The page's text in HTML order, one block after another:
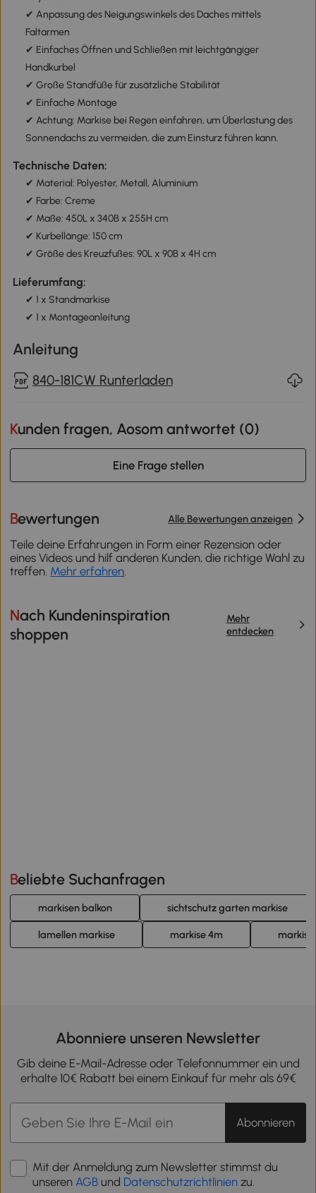
✔ Anpassung des Neigungswinkels des Daches mittels
Faltarmen
✔ Einfaches Öffnen und Schließen mit leichtgängiger
Handkurbel
✔ Große Standfüße für zusätzliche Stabilität
✔ Einfache Montage
✔ Achtung: Markise bei Regen einfahren, um Überlastung des
Sonnendachs zu vermeiden, die zum Einsturz führen kann.
Technische Daten:
✔ Material: Polyester, Metall, Aluminium
✔ Farbe: Creme
✔ Maße: 450L x 340B x 255H cm
✔ Kurbellänge: 150 cm
✔ Größe des Kreuzfußes: 90L x 90B x 4H cm
Lieferumfang:
✔ 1 x Standmarkise
✔ 1 x Montageanleitung
Anleitung
840-181CW Runterladen
Kunden fragen, Aosom antwortet (0)
Eine Frage stellen
Bewertungen Alle Bewertungen anzeigen
Teile deine Erfahrungen in Form einer Rezension oder
eines Videos und hilf anderen Kunden, die richtige Wahl zu
treffen. Mehr erfahren.
Nach Kundeninspiration
shoppen
Mehr
entdecken
Beliebte Suchanfragen
markisen balkon sichtschutz garten markise
lamellen markise markise 4m
Abonniere unseren Newsletter
Gib deine E-Mail-Adresse oder Telefonnummer ein und
erhalte 10€ Rabatt bei einem Einkauf für mehr als 69€
Abonnieren
Mit der Anmeldung zum Newsletter stimmst du
unseren AGB und Datenschutzrichtlinien zu.